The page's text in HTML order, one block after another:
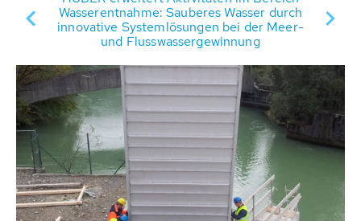
Wasserentnahme: Sauberes Wasser durch
innovative Systemlösungen bei der Meer-
und Flusswassergewinnung